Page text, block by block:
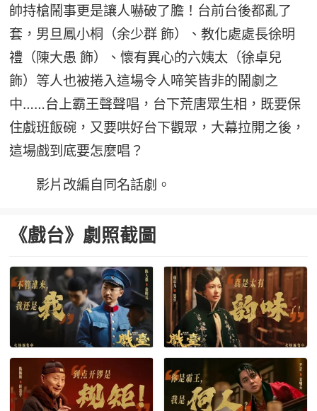
帥持槍鬧事更是讓人嚇破了膽！台前台後都亂了
套，男旦鳳小桐（余少群 飾）、教化處處長徐明
禮（陳大愚 飾）、懷有異心的六姨太（徐卓兒
飾）等人也被捲入這場令人啼笑皆非的鬧劇之
中……台上霸王聲聲唱，台下荒唐眾生相，既要保
住戲班飯碗，又要哄好台下觀眾，大幕拉開之後，
這場戲到底要怎麼唱？
影片改編自同名話劇。
《戲台》劇照截圖